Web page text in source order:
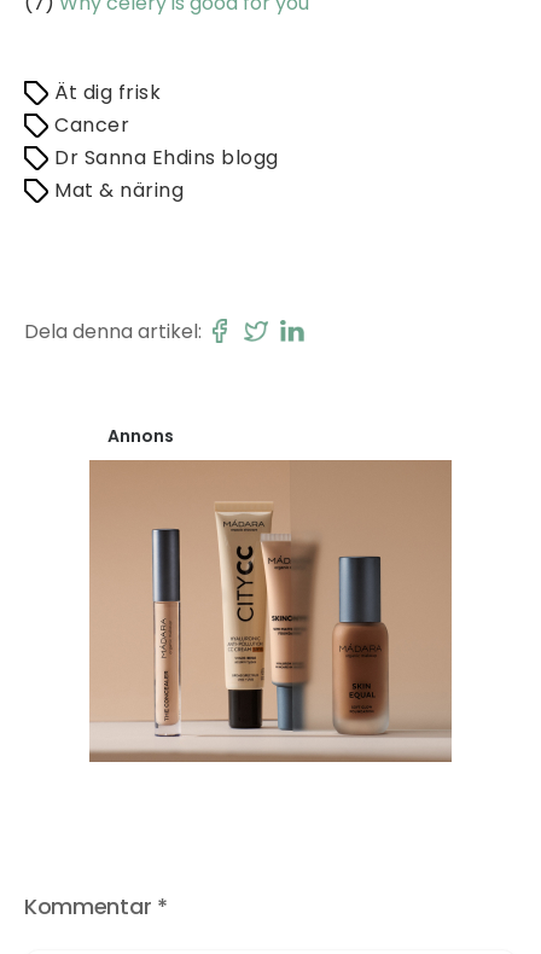
Ät dig frisk
Cancer
Dr Sanna Ehdins blogg
Mat & näring
Dela denna artikel:
Annons
Kommentar *